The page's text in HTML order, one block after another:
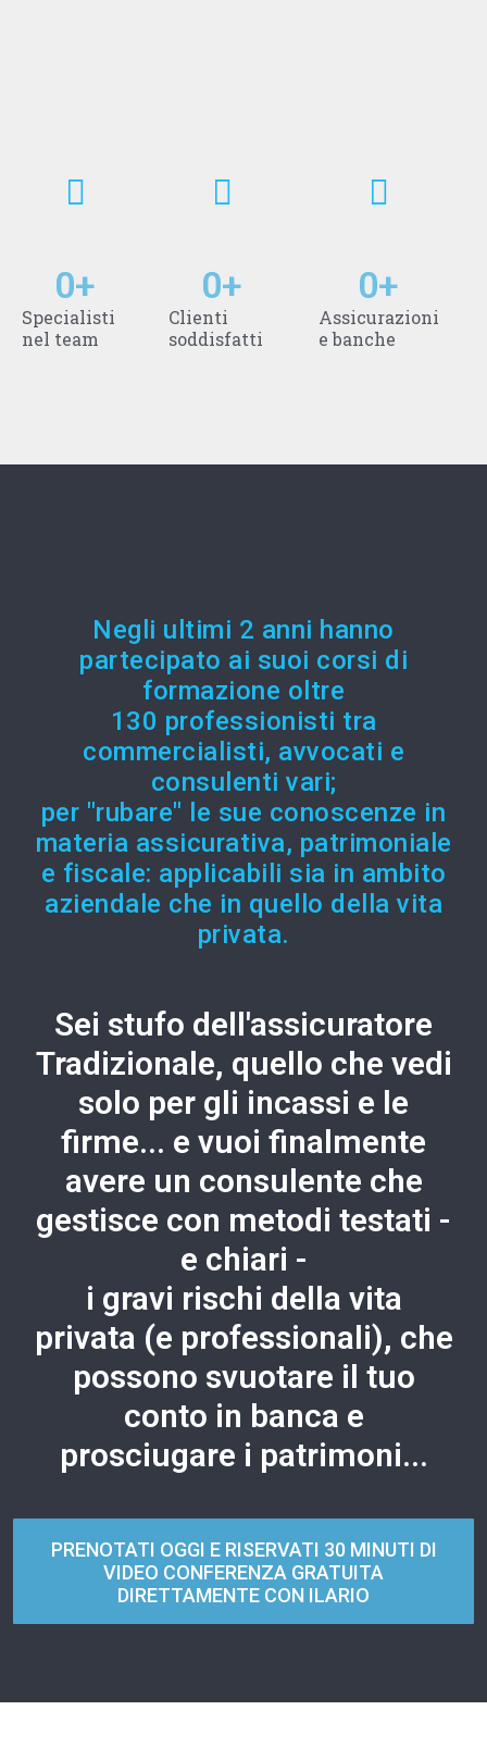
Specialisti
nel team
0+
Clienti
soddisfatti
0+
Assicurazioni
e banche
0+
Negli ultimi 2 anni hanno
partecipato ai suoi corsi di
formazione oltre
130 professionisti tra
commercialisti, avvocati e
consulenti vari;
per "rubare" le sue conoscenze in
materia assicurativa, patrimoniale
e fiscale: applicabili sia in ambito
aziendale che in quello della vita
privata.
Sei stufo dell'assicuratore
Tradizionale, quello che vedi
solo per gli incassi e le
firme... e vuoi finalmente
avere un consulente che
gestisce con metodi testati -
e chiari -
i gravi rischi della vita
privata (e professionali), che
possono svuotare il tuo
conto in banca e
prosciugare i patrimoni...
PRENOTATI OGGI E RISERVATI 30 MINUTI DI
VIDEO CONFERENZA GRATUITA
DIRETTAMENTE CON ILARIO